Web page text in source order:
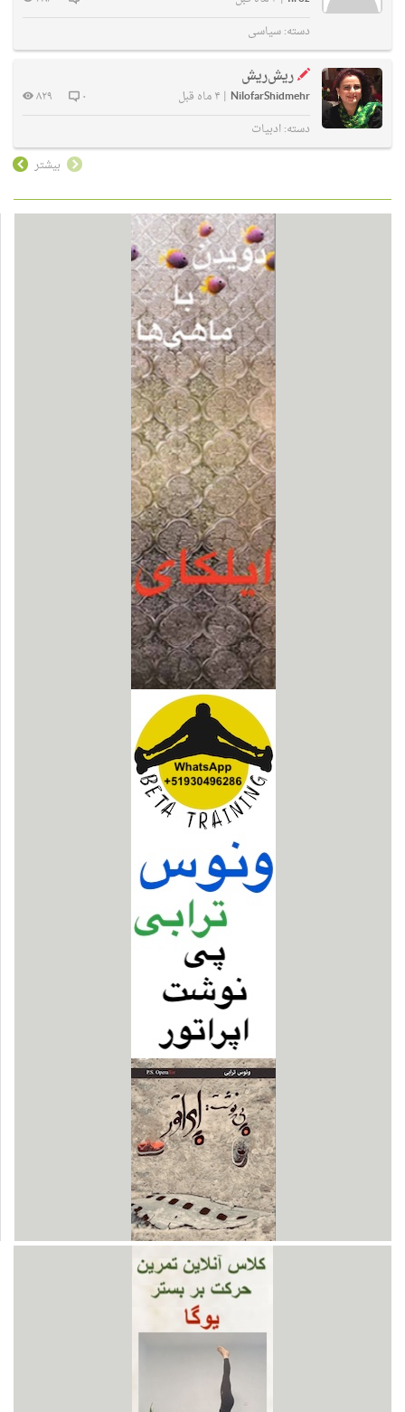
دسته:سیاسی
ریش‌ریش
NilofarShidmehr
| ۴ ماه قبل ۰
۸۲۹
دسته:ادبیات
بیشتر